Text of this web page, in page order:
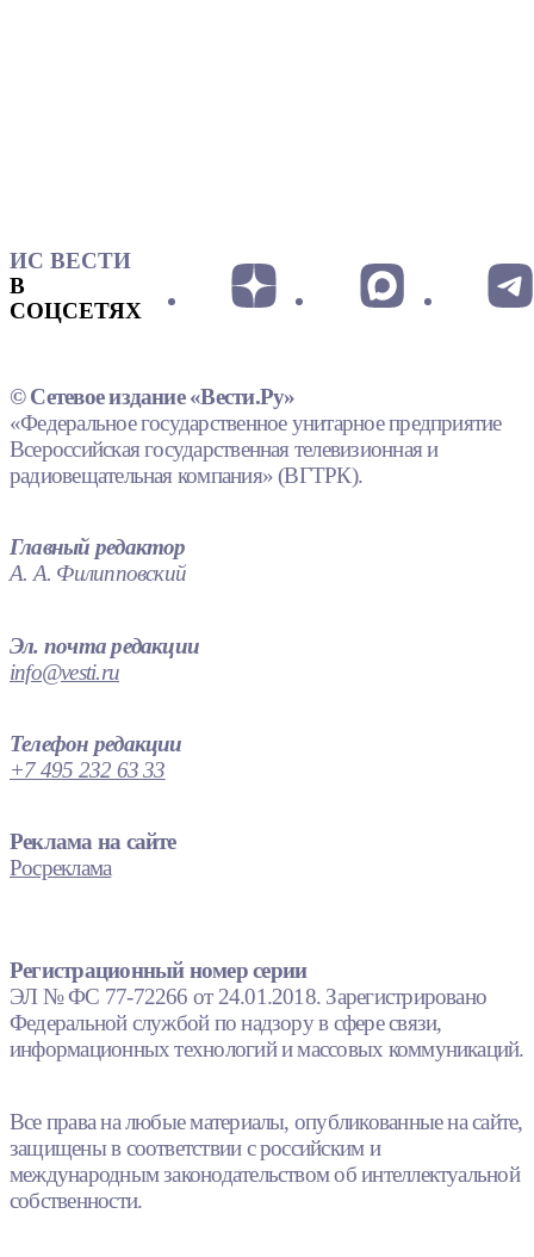
ИС ВЕСТИ
В
СОЦСЕТЯХ
© Сетевое издание «Вести.Ру»
«Федеральное государственное унитарное предприятие
Всероссийская государственная телевизионная и
радиовещательная компания» (ВГТРК).
Главный редактор
А. А. Филипповский
Эл. почта редакции
info@vesti.ru
Телефон редакции
+7 495 232 63 33
Реклама на сайте
Росреклама
Регистрационный номер серии
ЭЛ № ФС 77-72266 от 24.01.2018. Зарегистрировано
Федеральной службой по надзору в сфере связи,
информационных технологий и массовых коммуникаций.
Все права на любые материалы, опубликованные на сайте,
защищены в соответствии с российским и
международным законодательством об интеллектуальной
собственности.